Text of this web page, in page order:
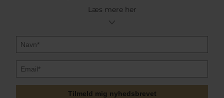
Vi tilbyder tryghed ved at være e-mærket siden 2012
og har 4,5 kundetilfredshed score på Trustpilot.
ved køb over 499kr.
Læs mere her
Tilmeld mig nyhedsbrevet